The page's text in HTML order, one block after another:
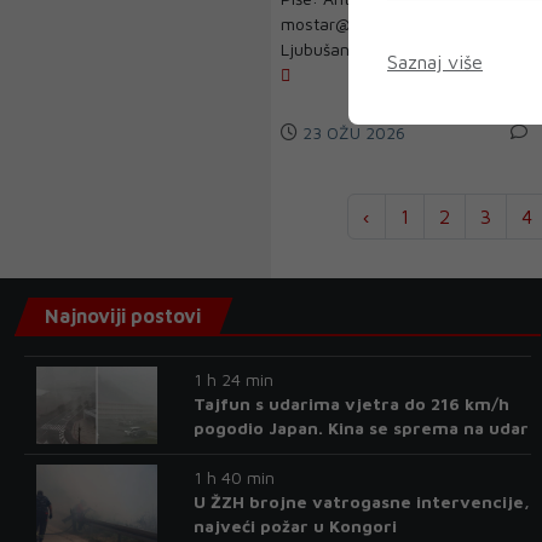
mostar@dnevni-list.ba
Ljubušanke Mila Boras i Monik...
23 OŽU 2026
‹ 1 2 3 4
Saznaj više
Najnoviji postovi
1 h 24 min
Tajfun s udarima vjetra do 216 km/h
pogodio Japan. Kina se sprema na udar
1 h 40 min
U ŽZH brojne vatrogasne intervencije,
najveći požar u Kongori